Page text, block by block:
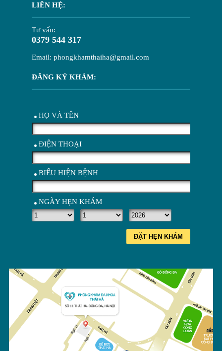
LIÊN HỆ:
Tư vấn:
0379 544 317
Email: phongkhamthaiha@gmail.com
ĐĂNG KÝ KHÁM:
HỌ VÀ TÊN
ĐIỆN THOẠI
BIỂU HIỆN BỆNH
NGÀY HẸN KHÁM
ĐẶT HẸN KHÁM